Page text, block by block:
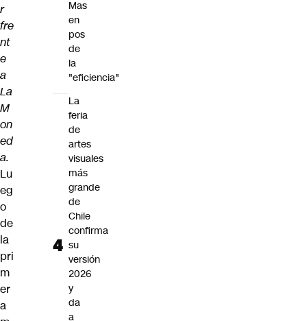
r
fre
nt
e
a
La
M
on
ed
a.
Lu
eg
o
de
la
pri
m
er
a
Mas
en
pos
de
la
"eficiencia"
La
feria
de
artes
visuales
más
grande
de
Chile
confirma
su
versión
2026
y
da
a